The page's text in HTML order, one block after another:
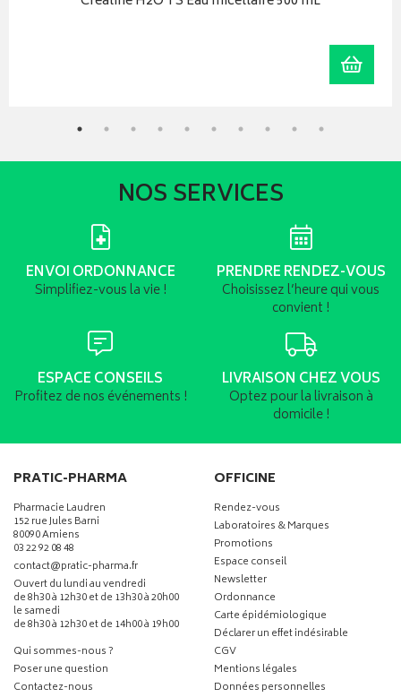
NOS SERVICES
ENVOI ORDONNANCE
Simplifiez-vous la vie !
PRENDRE RENDEZ-VOUS
Choisissez l’heure qui vous
convient !
ESPACE CONSEILS
Profitez de nos événements !
LIVRAISON CHEZ VOUS
Optez pour la livraison à
domicile !
PRATIC-PHARMA
Pharmacie Laudren
152 rue Jules Barni
80090 Amiens
03 22 92 08 48
contact-
@-
pratic-pharma.fr
Ouvert du lundi au vendredi
de 8h30 à 12h30 et de 13h30 à 20h00
le samedi
de 8h30 à 12h30 et de 14h00 à 19h00
Qui sommes-nous ?
Poser une question
Contactez-nous
OFFICINE
Rendez-vous
Laboratoires & Marques
Promotions
Espace conseil
Newsletter
Ordonnance
Carte épidémiologique
Déclarer un effet indésirable
CGV
Mentions légales
Données personnelles